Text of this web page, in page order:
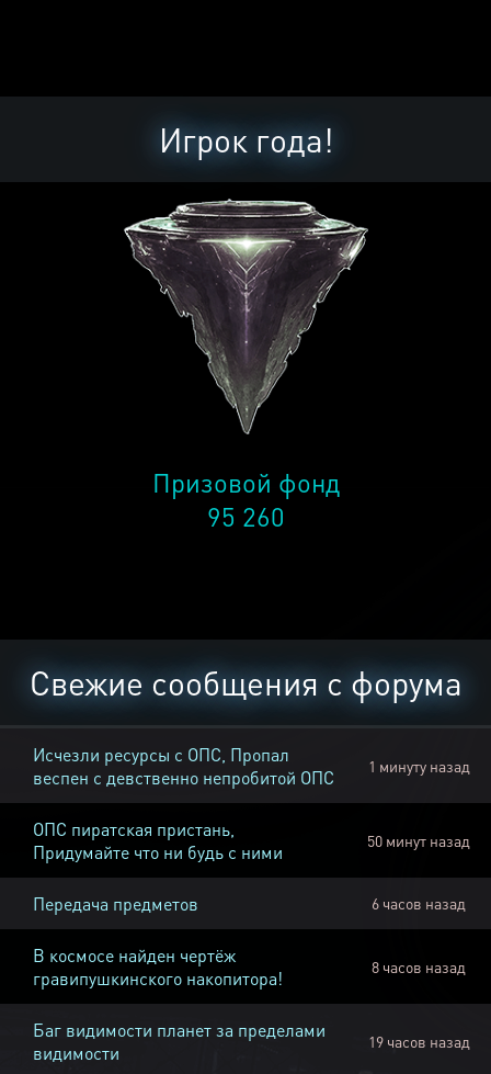
Игрок года!
Призовой фонд
95 260
Свежие сообщения с форума
Исчезли ресурсы с ОПС, Пропал
веспен с девственно непробитой ОПС
1 минуту назад
ОПС пиратская пристань,
Придумайте что ни будь с ними
50 минут назад
Передача предметов 6 часов назад
В космосе найден чертёж
гравипушкинского накопитора!
8 часов назад
Баг видимости планет за пределами
видимости
19 часов назад